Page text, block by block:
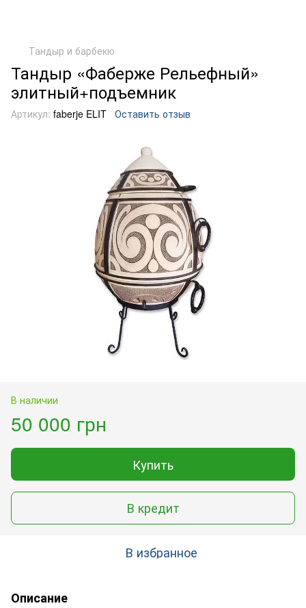
Тандыр и барбекю
Тандыр «Фаберже Рельефный»
элитный+подъемник
Артикул: faberje ELIT Оставить отзыв
В наличии
50 000 грн
Купить
В кредит
В избранное
Описание